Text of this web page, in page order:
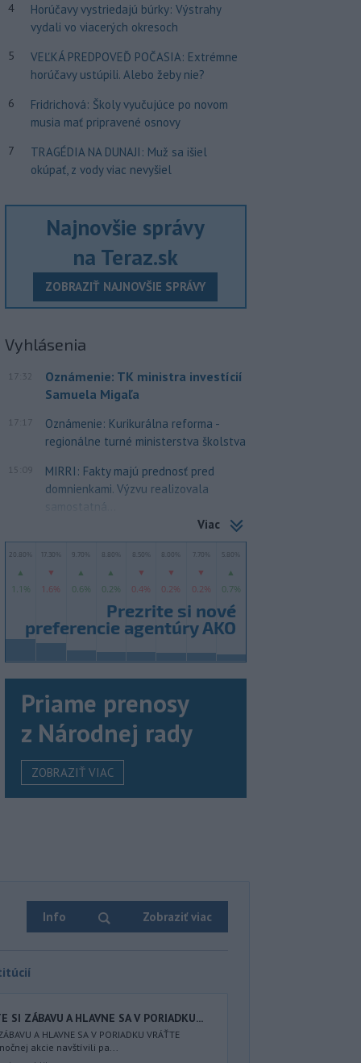
4
Horúčavy vystriedajú búrky: Výstrahy
vydali vo viacerých okresoch
5
VEĽKÁ PREDPOVEĎ POČASIA: Extrémne
horúčavy ustúpili. Alebo žeby nie?
6
Fridrichová: Školy vyučujúce po novom
musia mať pripravené osnovy
7
TRAGÉDIA NA DUNAJI: Muž sa išiel
okúpať, z vody viac nevyšiel
Najnovšie správy
na Teraz.sk
ZOBRAZIŤ NAJNOVŠIE SPRÁVY
Vyhlásenia
17:32
Oznámenie: TK ministra investícií
Samuela Migaľa
17:17
Oznámenie: Kurikurálna reforma -
regionálne turné ministerstva školstva
15:09
MIRRI: Fakty majú prednosť pred
domnienkami. Výzvu realizovala
samostatná...
Viac
Priame prenosy
z Národnej rady
ZOBRAZIŤ VIAC
Info Zobraziť viac
SI ZÁBAVU A HLAVNE SA V PORIADKU...
A HLAVNE SA V PORIADKU VRÁŤTE
akcie navštívili pa...